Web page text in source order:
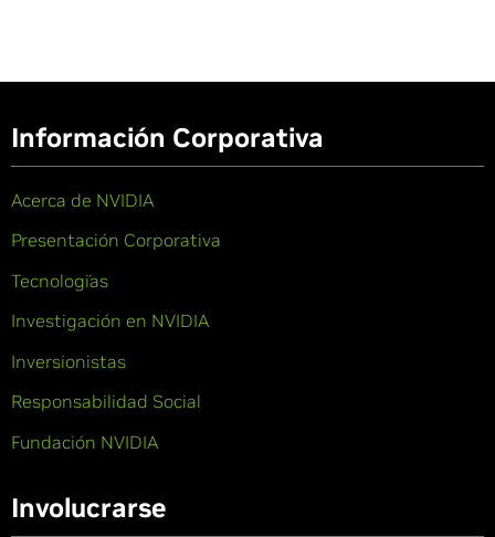
Información Corporativa
Acerca de NVIDIA
Presentación Corporativa
Tecnologías
Investigación en NVIDIA
Inversionistas
Responsabilidad Social
Fundación NVIDIA
Involucrarse